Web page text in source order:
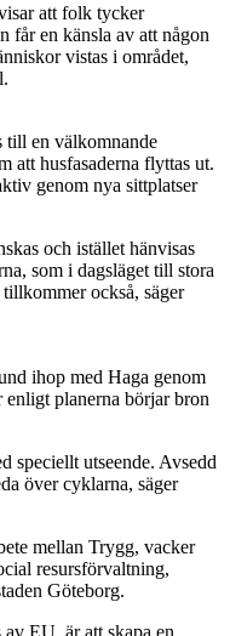
att folk tycker
får en känsla av att någon
vistas i området,
till en välkomnande
att husfasaderna flyttas ut.
genom nya sittplatser
och istället hänvisas
som i dagsläget till stora
också, säger
ihop med Haga genom
planerna börjar bron
speciellt utseende. Avsedd
över cyklarna, säger
mellan Trygg, vacker
resursförvaltning,
Göteborg.
EU, är att skapa en